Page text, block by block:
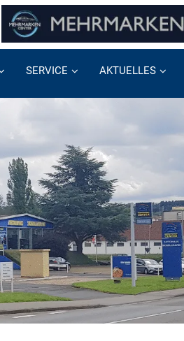
SERVICE AKTUELLES